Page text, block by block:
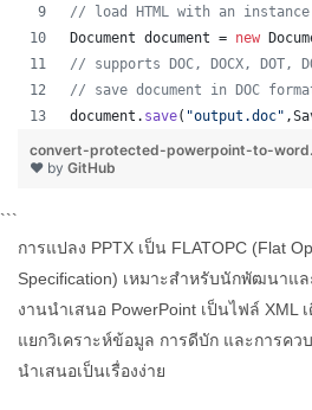
// load HTML with an instance
Document document = new
// supports DOC, DOCX, DOT,
// save document in DOC
document . save( "output.doc" ,
convert-protected-powerpoint-to-
❤ by GitHub
```
การแปลง PPTX เป็น FLATOPC (Flat
Specification) เหมาะสำหรับนักพัฒนาแล
งานนำเสนอ PowerPoint เป็นไฟล์ XML
แยกวิเคราะห์ข้อมูล การดีบัก และการคว
นำเสนอเป็นเรื่องง่าย